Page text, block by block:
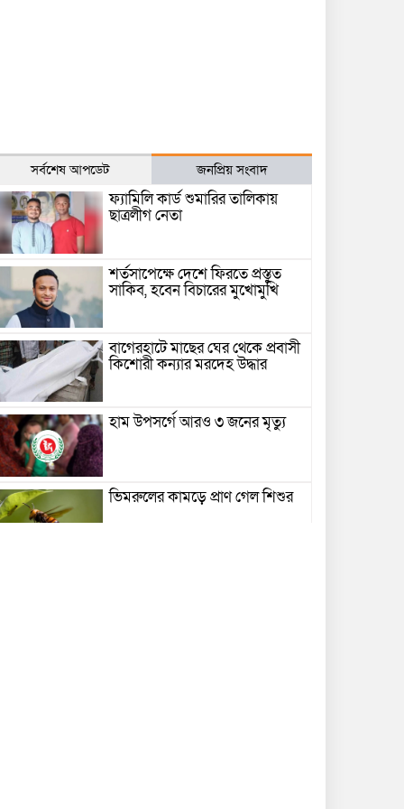
সর্বশেষ আপডেট জনপ্রিয় সংবাদ
ফ্যামিলি কার্ড শুমারির তালিকায়
ছাত্রলীগ নেতা
শর্তসাপেক্ষে দেশে ফিরতে প্রস্তুত
সাকিব, হবেন বিচারের মুখোমুখি
বাগেরহাটে মাছের ঘের থেকে প্রবাসী
কিশোরী কন্যার মরদেহ উদ্ধার
হাম উপসর্গে আরও ৩ জনের মৃত্যু
ভিমরুলের কামড়ে প্রাণ গেল শিশুর